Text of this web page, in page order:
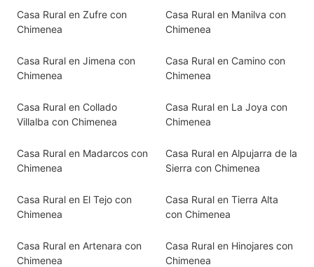
Casa Rural en Zufre con
Chimenea
Casa Rural en Manilva con
Chimenea
Casa Rural en Jimena con
Chimenea
Casa Rural en Camino con
Chimenea
Casa Rural en Collado
Villalba con Chimenea
Casa Rural en La Joya con
Chimenea
Casa Rural en Madarcos con
Chimenea
Casa Rural en Alpujarra de la
Sierra con Chimenea
Casa Rural en El Tejo con
Chimenea
Casa Rural en Tierra Alta
con Chimenea
Casa Rural en Artenara con
Chimenea
Casa Rural en Hinojares con
Chimenea